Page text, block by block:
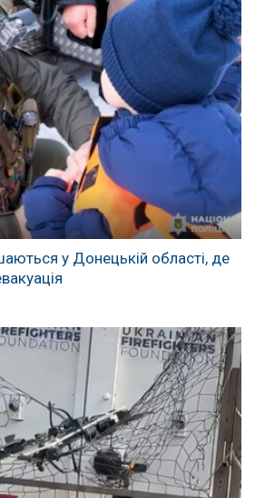
у Донецькій області, де